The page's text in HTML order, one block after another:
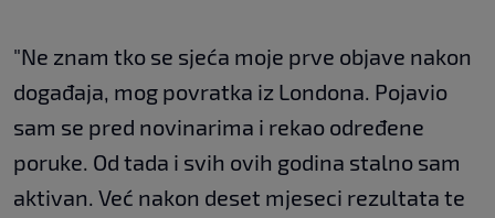
"Ne znam tko se sjeća moje prve objave nakon
događaja, mog povratka iz Londona. Pojavio
sam se pred novinarima i rekao određene
poruke. Od tada i svih ovih godina stalno sam
aktivan. Već nakon deset mjeseci rezultata te